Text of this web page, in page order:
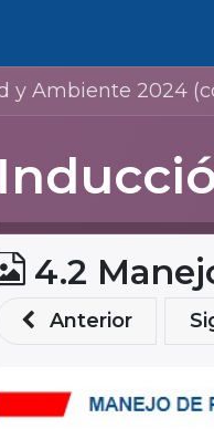
(contratistas Almacenamiento
4.2
Anterior